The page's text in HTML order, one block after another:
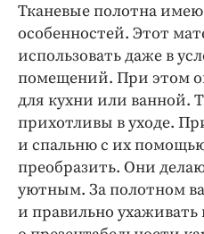
Тканевые полотна
особенностей. Этот
использовать даже в
помещений. При этом
для кухни или ванной.
прихотливы в уходе.
и спальню с их
преобразить. Они
уютным. За полотном
и правильно ухаживать